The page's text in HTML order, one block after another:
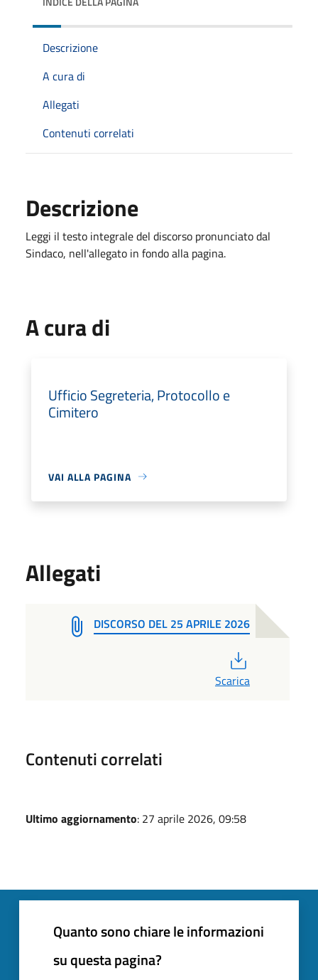
Descrizione
A cura di
Allegati
Contenuti correlati
Descrizione
Leggi il testo integrale del discorso pronunciato dal
Sindaco, nell'allegato in fondo alla pagina.
A cura di
Ufficio Segreteria, Protocollo e
Cimitero
VAI ALLA PAGINA
Allegati
DISCORSO DEL 25 APRILE 2026
Scarica
Contenuti correlati
Ultimo aggiornamento: 27 aprile 2026, 09:58
Quanto sono chiare le informazioni
su questa pagina?